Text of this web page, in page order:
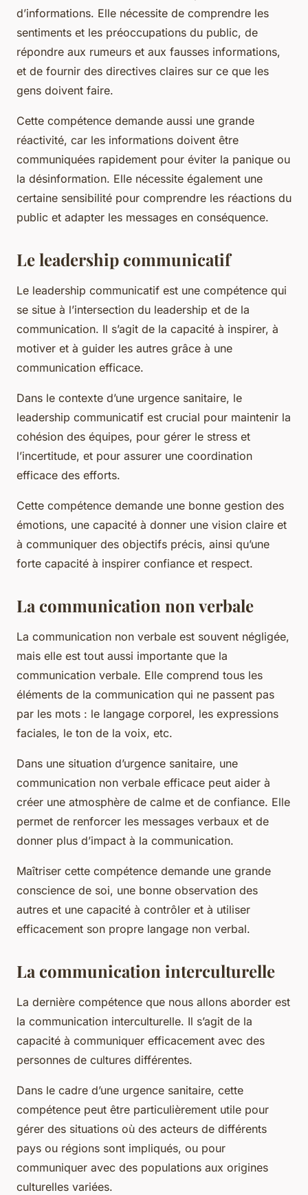
d’informations. Elle nécessite de comprendre les
sentiments et les préoccupations du public, de
répondre aux rumeurs et aux fausses informations,
et de fournir des directives claires sur ce que les
gens doivent faire.
Cette compétence demande aussi une grande
réactivité, car les informations doivent être
communiquées rapidement pour éviter la panique ou
la désinformation. Elle nécessite également une
certaine sensibilité pour comprendre les réactions du
public et adapter les messages en conséquence.
Le leadership communicatif
Le leadership communicatif est une compétence qui
se situe à l’intersection du leadership et de la
communication. Il s’agit de la capacité à inspirer, à
motiver et à guider les autres grâce à une
communication efficace.
Dans le contexte d’une urgence sanitaire, le
leadership communicatif est crucial pour maintenir la
cohésion des équipes, pour gérer le stress et
l’incertitude, et pour assurer une coordination
efficace des efforts.
Cette compétence demande une bonne gestion des
émotions, une capacité à donner une vision claire et
à communiquer des objectifs précis, ainsi qu’une
forte capacité à inspirer confiance et respect.
La communication non verbale
La communication non verbale est souvent négligée,
mais elle est tout aussi importante que la
communication verbale. Elle comprend tous les
éléments de la communication qui ne passent pas
par les mots : le langage corporel, les expressions
faciales, le ton de la voix, etc.
Dans une situation d’urgence sanitaire, une
communication non verbale efficace peut aider à
créer une atmosphère de calme et de confiance. Elle
permet de renforcer les messages verbaux et de
donner plus d’impact à la communication.
Maîtriser cette compétence demande une grande
conscience de soi, une bonne observation des
autres et une capacité à contrôler et à utiliser
efficacement son propre langage non verbal.
La communication interculturelle
La dernière compétence que nous allons aborder est
la communication interculturelle. Il s’agit de la
capacité à communiquer efficacement avec des
personnes de cultures différentes.
Dans le cadre d’une urgence sanitaire, cette
compétence peut être particulièrement utile pour
gérer des situations où des acteurs de différents
pays ou régions sont impliqués, ou pour
communiquer avec des populations aux origines
culturelles variées.